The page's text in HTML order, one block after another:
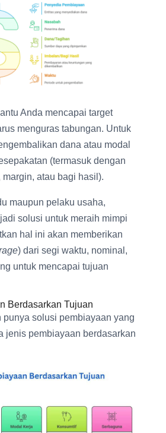
Anda mencapai target
menguras tabungan. Untuk
dana atau modal
(termasuk dengan
atau bagi hasil).
maupun pelaku usaha,
solusi untuk meraih mimpi
hal ini akan memberikan
) dari segi waktu, nominal,
untuk mencapai tujuan
Berdasarkan Tujuan
punya solusi pembiayaan yang
jenis pembiayaan berdasarkan